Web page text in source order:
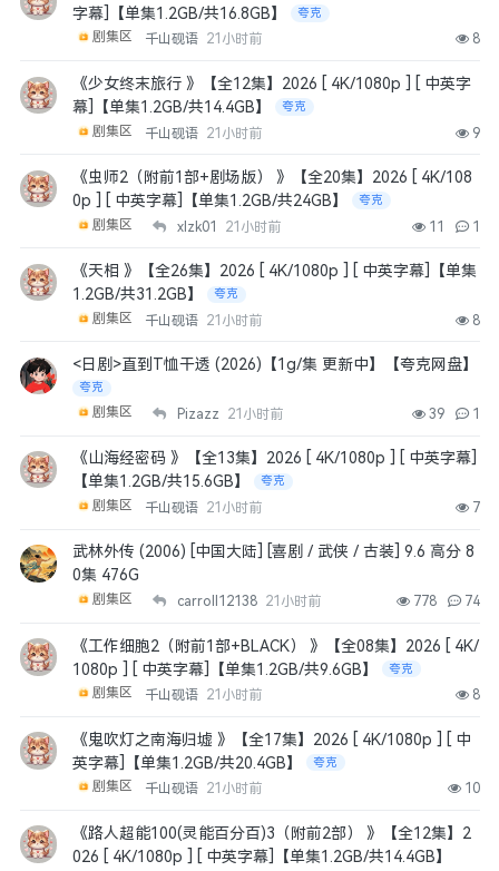
字幕]【单集1.2GB/共16.8GB】
夸克
剧集区 千山砚语 21小时前 8
《少女终末旅行 》【全12集】2026 [ 4K/1080p ] [ 中英字
幕]【单集1.2GB/共14.4GB】
夸克
剧集区 千山砚语 21小时前 9
《虫师2（附前1部+剧场版） 》【全20集】2026 [ 4K/108
0p ] [ 中英字幕]【单集1.2GB/共24GB】
夸克
剧集区 xlzk01 21小时前 11 1
《天相 》【全26集】2026 [ 4K/1080p ] [ 中英字幕]【单集
1.2GB/共31.2GB】
夸克
剧集区 千山砚语 21小时前 8
<日剧>直到T恤干透 (2026)【1g/集 更新中】【夸克网盘】
夸克
剧集区 Pizazz 21小时前 39 1
《山海经密码 》【全13集】2026 [ 4K/1080p ] [ 中英字幕]
【单集1.2GB/共15.6GB】
夸克
剧集区 千山砚语 21小时前 7
武林外传 (2006) [中国大陆] [喜剧 / 武侠 / 古装] 9.6 高分 8
0集 476G
剧集区 carroll12138 21小时前 778 74
《工作细胞2（附前1部+BLACK） 》【全08集】2026 [ 4K/
1080p ] [ 中英字幕]【单集1.2GB/共9.6GB】
夸克
剧集区 千山砚语 21小时前 8
《鬼吹灯之南海归墟 》【全17集】2026 [ 4K/1080p ] [ 中
英字幕]【单集1.2GB/共20.4GB】
夸克
剧集区 千山砚语 21小时前 10
《路人超能100(灵能百分百)3（附前2部） 》【全12集】2
026 [ 4K/1080p ] [ 中英字幕]【单集1.2GB/共14.4GB】